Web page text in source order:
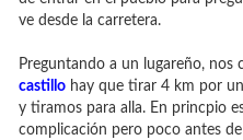
ve desde la carretera.
Preguntando a un lugareño, nos
castillo hay que tirar 4 km por
y tiramos para alla. En princpio
complicación pero poco antes